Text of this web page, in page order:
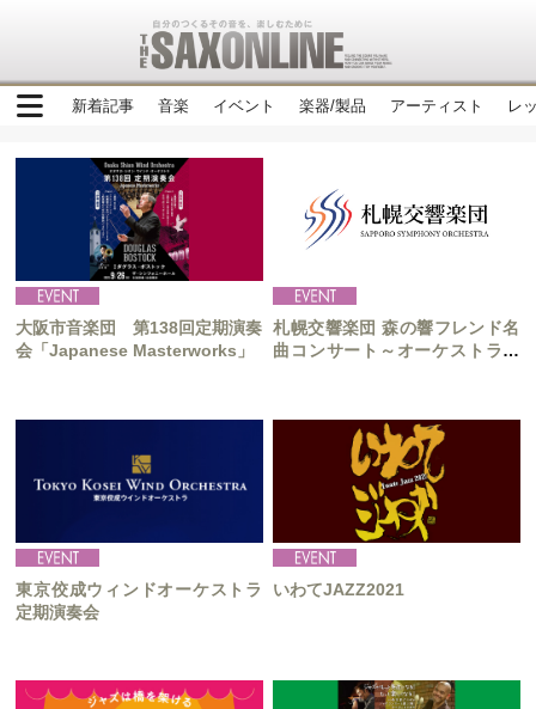
新着記事 音楽 イベント 楽器/製品 アーティスト レ
大阪市音楽団 第138回定期演奏
会「Japanese Masterworks」
札幌交響楽団 森の響フレンド名
曲コンサート～オーケストラで
東京佼成ウィンドオーケストラ
定期演奏会
いわてJAZZ2021